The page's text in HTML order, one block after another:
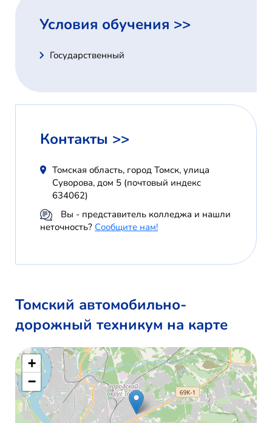
Условия обучения >>
Государственный
Контакты >>
Томская область, город Томск, улица
Суворова, дом 5 (почтовый индекс
634062)
Вы - представитель колледжа и нашли
неточность? Сообщите нам!
Томский автомобильно-
дорожный техникум на карте
+
−